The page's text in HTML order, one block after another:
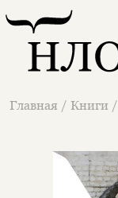
Главная / Книги /